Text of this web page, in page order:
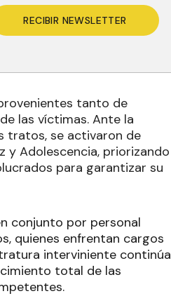
RECIBIR NEWSLETTER
tanto de
las víctimas. Ante la
tratos, se activaron de
y Adolescencia, priorizando
para garantizar su
conjunto por personal
quienes enfrentan cargos
interviniente continúa
total de las